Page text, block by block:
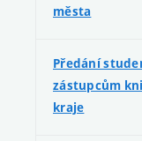
města
Předání
zástupcům
kraje